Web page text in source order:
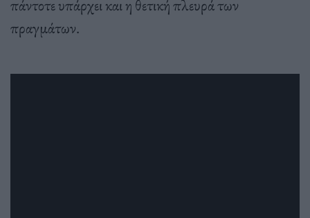
πάντοτε υπάρχει και η θετική πλευρά των
πραγμάτων.